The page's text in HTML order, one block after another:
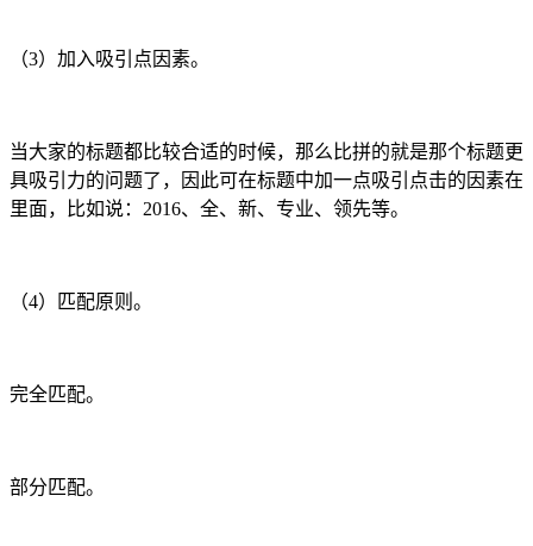
（3）加入吸引点因素。
当大家的标题都比较合适的时候，那么比拼的就是那个标题更
具吸引力的问题了，因此可在标题中加一点吸引点击的因素在
里面，比如说：2016、全、新、专业、领先等。
（4）匹配原则。
完全匹配。
部分匹配。